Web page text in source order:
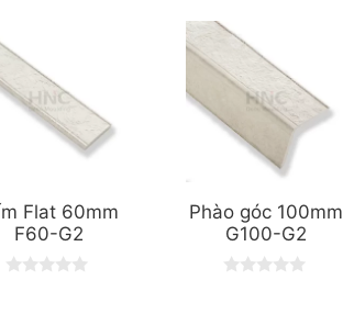
Flat 60mm
F60-G2
Phào góc 100mm
G100-G2